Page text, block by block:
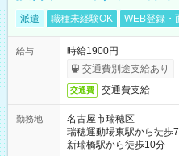
派遣 職種未経験OK WEB登録・
給与
時給1900円
交通費別途支給あり
交通費 交通費支給
勤務地
名古屋市瑞穂区
瑞穂運動場東駅から徒歩
新瑞橋駅から徒歩10分